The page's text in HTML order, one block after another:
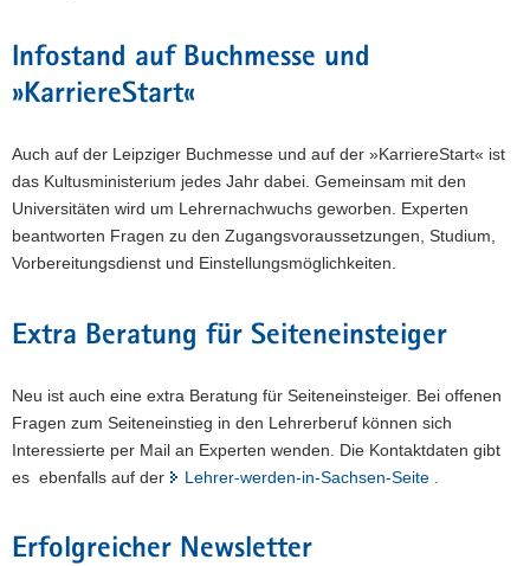
Infostand auf Buchmesse und
»KarriereStart«
Auch auf der Leipziger Buchmesse und auf der »KarriereStart« ist
das Kultusministerium jedes Jahr dabei. Gemeinsam mit den
Universitäten wird um Lehrernachwuchs geworben. Experten
beantworten Fragen zu den Zugangsvoraussetzungen, Studium,
Vorbereitungsdienst und Einstellungsmöglichkeiten.
Extra Beratung für Seiteneinsteiger
Neu ist auch eine extra Beratung für Seiteneinsteiger. Bei offenen
Fragen zum Seiteneinstieg in den Lehrerberuf können sich
Interessierte per Mail an Experten wenden. Die Kontaktdaten gibt
es ebenfalls auf der
Lehrer-werden-in-Sachsen-Seite .
Erfolgreicher Newsletter